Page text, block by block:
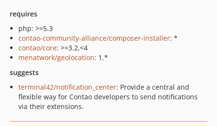
requires
php: >=5.3
contao-community-alliance/composer-installer: *
contao/core: >=3.2,<4
menatwork/geolocation: 1.*
suggests
terminal42/notification_center: Provide a central and
flexible way for Contao developers to send notifications
via their extensions.